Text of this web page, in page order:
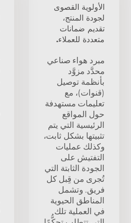
الأولوية القصوى
لجودة المنتج،
تقديم ضمانات
متعددة للعملاء.
مبرد هواء صناعي
محدَّد مزوَّد
بأنظمة توصيل
(قنوات)، مع
تعليمات مستهدفة
حول المواقع
الرئيسية التي يتم
تثبيتها بشكل ثابت،
وكذلك عمليات
التفتيش على
الجودة الثابتة التي
تُجرى من قِبل كل
فريق. وتشمل
المناطق الحيوية
في العملية تلك